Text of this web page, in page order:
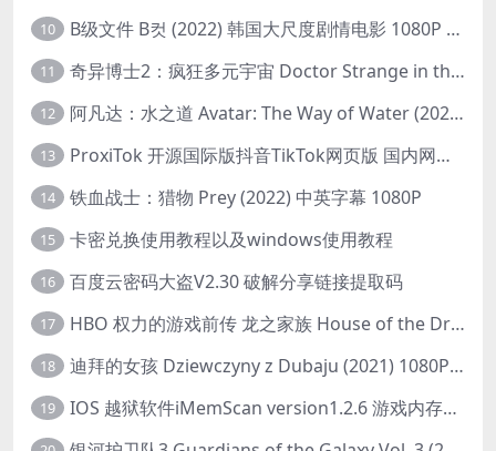
10 B级文件 B컷 (2022) 韩国大尺度剧情电影 1080P 中字
11 奇异博士2：疯狂多元宇宙 Doctor Strange in the Multiverse of Madness (2022) 高清版1080p
12 阿凡达：水之道 Avatar: The Way of Water (2022) 1080p 2k 4k 中文字幕
13 ProxiTok 开源国际版抖音TikTok网页版 国内网络直连
14 铁血战士：猎物 Prey (2022) 中英字幕 1080P
15 卡密兑换使用教程以及windows使用教程
16 百度云密码大盗V2.30 破解分享链接提取码
17 HBO 权力的游戏前传 龙之家族 House of the Dragon (2022) 中字 1080P 更新4集
18 迪拜的女孩 Dziewczyny z Dubaju (2021) 1080P 中字
19 IOS 越狱软件iMemScan version1.2.6 游戏内存修改器